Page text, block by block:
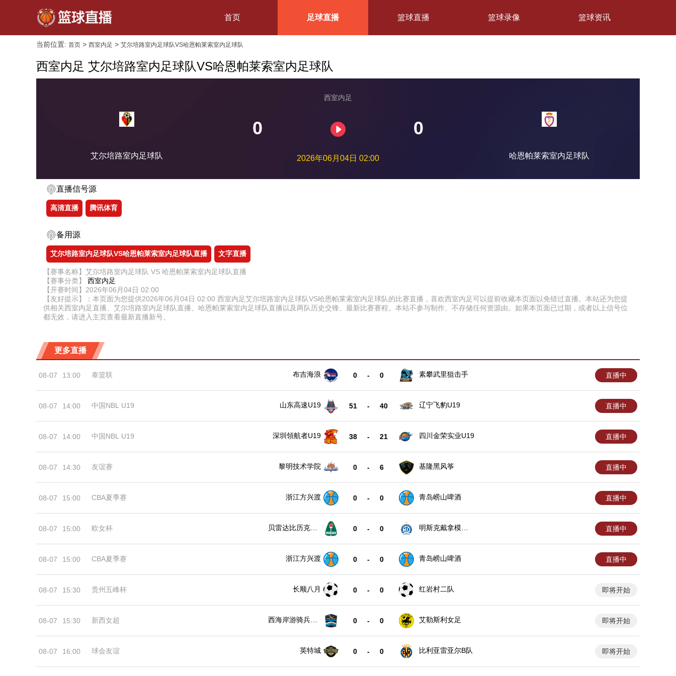
首页 足球直播 篮球直播 篮球录像 篮球资讯
当前位置: 首页 > 西室内足 > 艾尔培路室内足球队VS哈恩帕莱索室内足球队
西室内足 艾尔培路室内足球队VS哈恩帕莱索室内足球队
艾尔培路室内足球队
西室内足
0 0
2026年06月04日 02:00 哈恩帕莱索室内足球队
直播信号源
高清直播 腾讯体育
备用源
艾尔培路室内足球队VS哈恩帕莱索室内足球队直播 文字直播
【赛事名称】艾尔培路室内足球队 VS 哈恩帕莱索室内足球队直播
【赛事分类】 西室内足
【开赛时间】2026年06月04日 02:00
【友好提示】：本页面为您提供2026年06月04日 02:00 西室内足艾尔培路室内足球队VS哈恩帕莱索室内足球队的比赛直播，喜欢西室内足可以提前收藏本页面以免错过直播。本站还为您提
供相关西室内足直播、艾尔培路室内足球队直播、哈恩帕莱索室内足球队直播以及两队历史交锋、最新比赛赛程。本站不参与制作、不存储任何资源由。如果本页面已过期，或者以上信号位
都无效，请进入主页查看最新直播新号。
更多直播
08-07 13:00 泰篮联 布吉海浪 0 - 0 素攀武里狙击手 直播中
08-07 14:00 中国NBL U19 山东高速U19 51 - 40 辽宁飞豹U19 直播中
08-07 14:00 中国NBL U19 深圳領航者U19 38 - 21 四川金荣实业U19 直播中
08-07 14:30 友谊赛 黎明技术学院 0 - 6 基隆黑风筝 直播中
08-07 15:00 CBA夏季赛 浙江方兴渡 0 - 0 青岛崂山啤酒 直播中
08-07 15:00 欧女杯
贝雷达比历克女
0 - 0
明斯克戴拿模女
直播中
08-07 15:00 CBA夏季赛 浙江方兴渡 0 - 0 青岛崂山啤酒 直播中
08-07 15:30 贵州五峰杯 长顺八月 0 - 0 红岩村二队 即将开始
08-07 15:30 新西女超
西海岸游骑兵女
0 - 0 艾勒斯利女足 即将开始
08-07 16:00 球会友谊 英特城 0 - 0 比利亚雷亚尔B队 即将开始